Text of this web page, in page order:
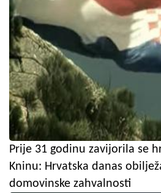
Prije 31 godinu zavijorila se
Kninu: Hrvatska danas
domovinske zahvalnosti